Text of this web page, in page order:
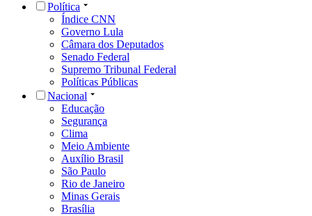
Política
Índice CNN
Governo Lula
Câmara dos Deputados
Senado Federal
Supremo Tribunal Federal
Políticas Públicas
Nacional
Educação
Segurança
Clima
Meio Ambiente
Auxílio Brasil
São Paulo
Rio de Janeiro
Minas Gerais
Brasília